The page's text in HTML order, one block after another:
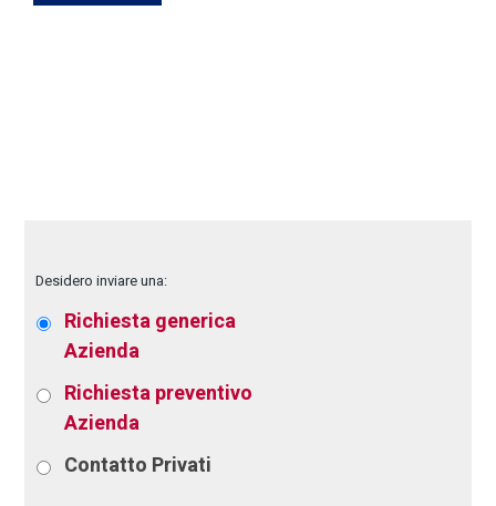
Desidero inviare una:
Richiesta generica
Azienda
Richiesta preventivo
Azienda
Contatto Privati